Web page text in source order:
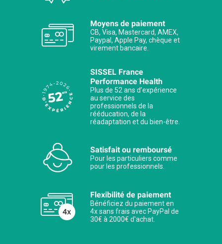
Moyens de paiement
CB, Visa, Mastercard, AMEX,
Paypal, Apple Pay, chèque et
virement bancaire.
SISSEL France
Performance Health
Plus de 52 ans d’expérience
au service des
professionnels de la
rééducation, de la
réadaptation et du bien-être.
Satisfait ou remboursé
Pour les particuliers comme
pour les professionnels.
Flexibilité de paiement
Bénéficiez du paiement en
4x sans frais avec PayPal de
30€ à 2000€ d'achat.